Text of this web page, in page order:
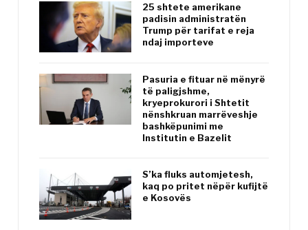
25 shtete amerikane
padisin administratën
Trump për tarifat e reja
ndaj importeve
Pasuria e fituar në mënyrë
të paligjshme,
kryeprokurori i Shtetit
nënshkruan marrëveshje
bashkëpunimi me
Institutin e Bazelit
S’ka fluks automjetesh,
kaq po pritet nëpër kufijtë
e Kosovës